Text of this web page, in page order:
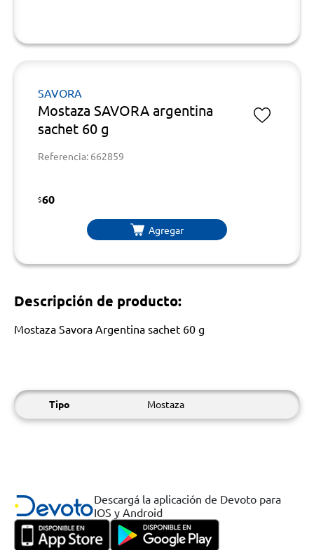
SAVORA
Mostaza SAVORA argentina
sachet 60 g
Referencia: 662859
$60
Agregar
Descripción de producto:
Mostaza Savora Argentina sachet 60 g
Tipo Mostaza
Descargá la aplicación de Devoto para
IOS y Android